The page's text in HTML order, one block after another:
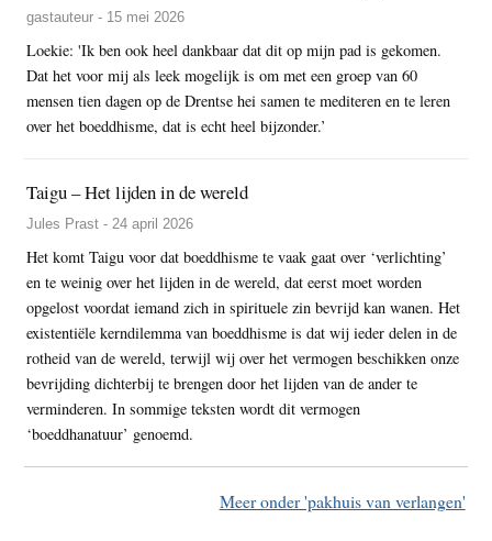
gastauteur - 15 mei 2026
Loekie: 'Ik ben ook heel dankbaar dat dit op mijn pad is gekomen.
Dat het voor mij als leek mogelijk is om met een groep van 60
mensen tien dagen op de Drentse hei samen te mediteren en te leren
over het boeddhisme, dat is echt heel bijzonder.’
Taigu – Het lijden in de wereld
Jules Prast - 24 april 2026
Het komt Taigu voor dat boeddhisme te vaak gaat over ‘verlichting’
en te weinig over het lijden in de wereld, dat eerst moet worden
opgelost voordat iemand zich in spirituele zin bevrijd kan wanen. Het
existentiële kerndilemma van boeddhisme is dat wij ieder delen in de
rotheid van de wereld, terwijl wij over het vermogen beschikken onze
bevrijding dichterbij te brengen door het lijden van de ander te
verminderen. In sommige teksten wordt dit vermogen
‘boeddhanatuur’ genoemd.
Meer onder 'pakhuis van verlangen'